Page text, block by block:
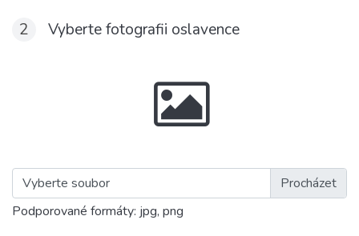
2 Vyberte fotografii oslavence
Vyberte soubor
Podporované formáty: jpg, png